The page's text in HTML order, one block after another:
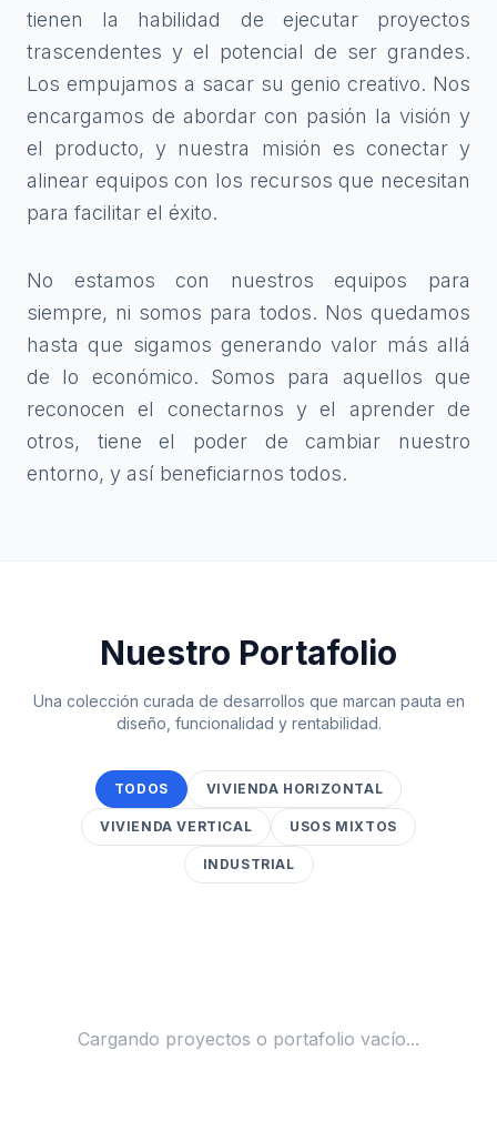
tienen la habilidad de ejecutar proyectos
trascendentes y el potencial de ser grandes.
Los empujamos a sacar su genio creativo. Nos
encargamos de abordar con pasión la visión y
el producto, y nuestra misión es conectar y
alinear equipos con los recursos que necesitan
para facilitar el éxito.
No estamos con nuestros equipos para
siempre, ni somos para todos. Nos quedamos
hasta que sigamos generando valor más allá
de lo económico. Somos para aquellos que
reconocen el conectarnos y el aprender de
otros, tiene el poder de cambiar nuestro
entorno, y así beneficiarnos todos.
Nuestro Portafolio
Una colección curada de desarrollos que marcan pauta en
diseño, funcionalidad y rentabilidad.
TODOS VIVIENDA HORIZONTAL
VIVIENDA VERTICAL USOS MIXTOS
INDUSTRIAL
Cargando proyectos o portafolio vacío...